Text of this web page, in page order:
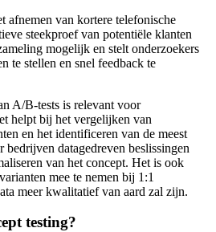
afnemen van kortere telefonische
steekproef van potentiële klanten
mogelijk en stelt onderzoekers
te stellen en snel feedback te
A/B-tests is relevant voor
helpt bij het vergelijken van
en het identificeren van de meest
datagedreven beslissingen
van het concept. Het is ook
mee te nemen bij 1:1
meer kwalitatief van aard zal zijn.
testing?